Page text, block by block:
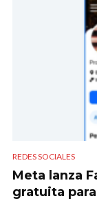
REDES SOCIALES
Meta lanza
gratuita